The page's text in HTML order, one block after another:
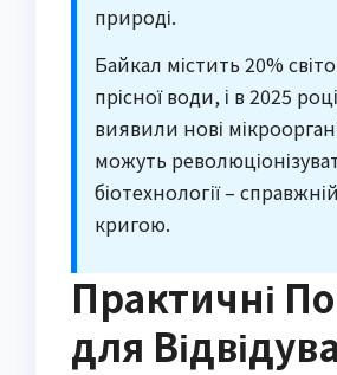
природі.
Байкал містить 20%
прісної води, і в 2025
виявили нові
можуть
біотехнології –
кригою.
Практичні
для